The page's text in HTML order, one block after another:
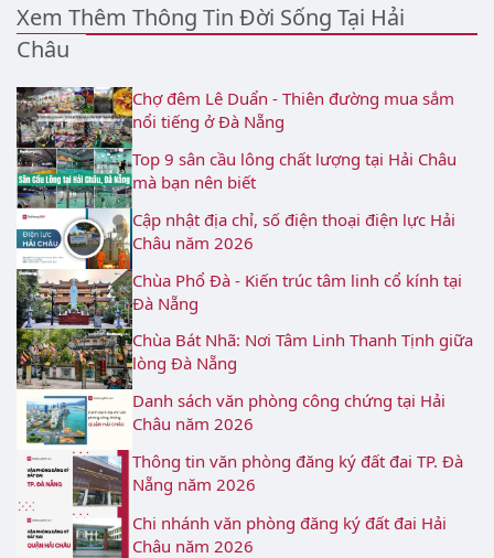
Xem Thêm Thông Tin Đời Sống Tại Hải
Châu
Chợ đêm Lê Duẩn - Thiên đường mua sắm
nổi tiếng ở Đà Nẵng
Top 9 sân cầu lông chất lượng tại Hải Châu
mà bạn nên biết
Cập nhật địa chỉ, số điện thoại điện lực Hải
Châu năm 2026
Chùa Phổ Đà - Kiến trúc tâm linh cổ kính tại
Đà Nẵng
Chùa Bát Nhã: Nơi Tâm Linh Thanh Tịnh giữa
lòng Đà Nẵng
Danh sách văn phòng công chứng tại Hải
Châu năm 2026
Thông tin văn phòng đăng ký đất đai TP. Đà
Nẵng năm 2026
Chi nhánh văn phòng đăng ký đất đai Hải
Châu năm 2026